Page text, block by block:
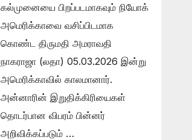
கல்முனையை பிறப்படமாகவும் நியோக்
அமெரிக்காவை வசிப்பிடமாக
கொண்ட திருமதி அமராவதி
நாகராஜா (லதா) 05.03.2026 இன்று
அமெரிக்காவில் காலமானார்.
அன்னாரின் இறுதிக்கிரியைகள்
தொடர்பான விபரம் பின்னர்
அறிவிக்கப்படும் …